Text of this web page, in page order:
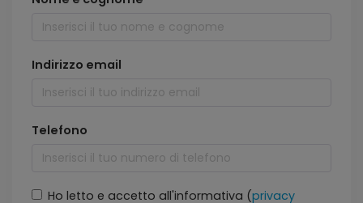
Indirizzo email
Telefono
Ho letto e accetto all'informativa (privacy